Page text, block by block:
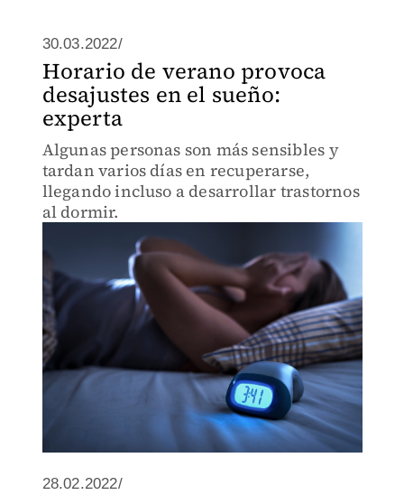
30.03.2022/
Horario de verano provoca
desajustes en el sueño:
experta
Algunas personas son más sensibles y
tardan varios días en recuperarse,
llegando incluso a desarrollar trastornos
al dormir.
28.02.2022/